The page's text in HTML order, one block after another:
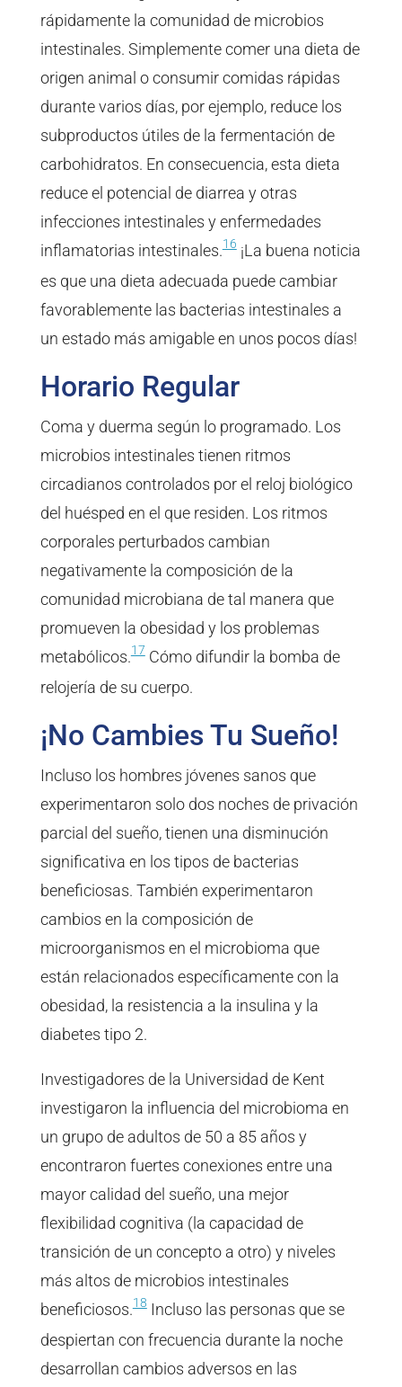
rápidamente la comunidad de microbios
intestinales. Simplemente comer una dieta de
origen animal o consumir comidas rápidas
durante varios días, por ejemplo, reduce los
subproductos útiles de la fermentación de
carbohidratos. En consecuencia, esta dieta
reduce el potencial de diarrea y otras
infecciones intestinales y enfermedades
inflamatorias intestinales.16¡La buena noticia
es que una dieta adecuada puede cambiar
favorablemente las bacterias intestinales a
un estado más amigable en unos pocos días!
Horario Regular
Coma y duerma según lo programado. Los
microbios intestinales tienen ritmos
circadianos controlados por el reloj biológico
del huésped en el que residen. Los ritmos
corporales perturbados cambian
negativamente la composición de la
comunidad microbiana de tal manera que
promueven la obesidad y los problemas
metabólicos.17Cómo difundir la bomba de
relojería de su cuerpo.
¡No Cambies Tu Sueño!
Incluso los hombres jóvenes sanos que
experimentaron solo dos noches de privación
parcial del sueño, tienen una disminución
significativa en los tipos de bacterias
beneficiosas. También experimentaron
cambios en la composición de
microorganismos en el microbioma que
están relacionados específicamente con la
obesidad, la resistencia a la insulina y la
diabetes tipo 2.
Investigadores de la Universidad de Kent
investigaron la influencia del microbioma en
un grupo de adultos de 50 a 85 años y
encontraron fuertes conexiones entre una
mayor calidad del sueño, una mejor
flexibilidad cognitiva (la capacidad de
transición de un concepto a otro) y niveles
más altos de microbios intestinales
beneficiosos.18Incluso las personas que se
despiertan con frecuencia durante la noche
desarrollan cambios adversos en las